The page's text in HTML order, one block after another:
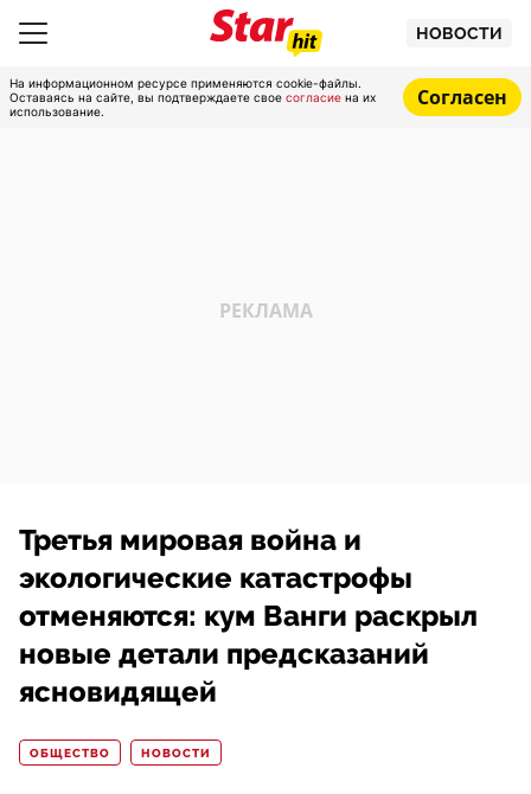
НОВОСТИ
На информационном ресурсе применяются cookie-файлы.
Оставаясь на сайте, вы подтверждаете свое согласие на их
использование.
Согласен
Третья мировая война и
экологические катастрофы
отменяются: кум Ванги раскрыл
новые детали предсказаний
ясновидящей
ОБЩЕСТВО НОВОСТИ